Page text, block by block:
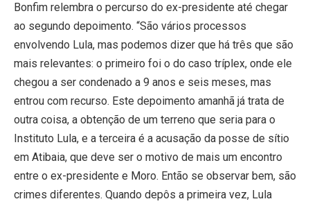
Bonfim relembra o percurso do ex-presidente até chegar
ao segundo depoimento. “São vários processos
envolvendo Lula, mas podemos dizer que há três que são
mais relevantes: o primeiro foi o do caso tríplex, onde ele
chegou a ser condenado a 9 anos e seis meses, mas
entrou com recurso. Este depoimento amanhã já trata de
outra coisa, a obtenção de um terreno que seria para o
Instituto Lula, e a terceira é a acusação da posse de sítio
em Atibaia, que deve ser o motivo de mais um encontro
entre o ex-presidente e Moro. Então se observar bem, são
crimes diferentes. Quando depôs a primeira vez, Lula